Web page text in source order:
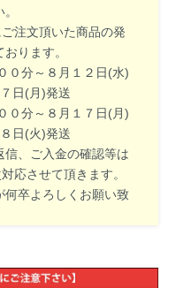
注文頂いた商品の発
ります。
分～８月１２日(水)
日(月)発送
分～８月１７日(月)
日(火)発送
、ご入金の確認等は
応させて頂きます。
卒よろしくお願い致